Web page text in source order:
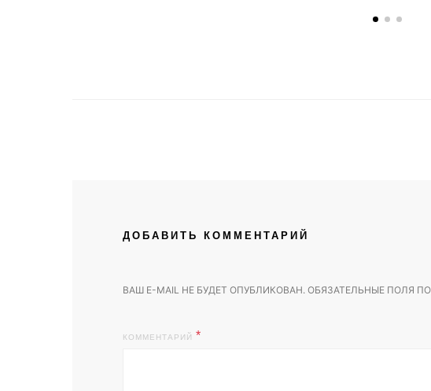
ДОБАВИТЬ КОММЕНТАРИЙ
ВАШ E-MAIL НЕ БУДЕТ ОПУБЛИКОВАН. ОБЯЗАТЕЛЬНЫЕ ПОЛЯ
КОММЕНТАРИЙ